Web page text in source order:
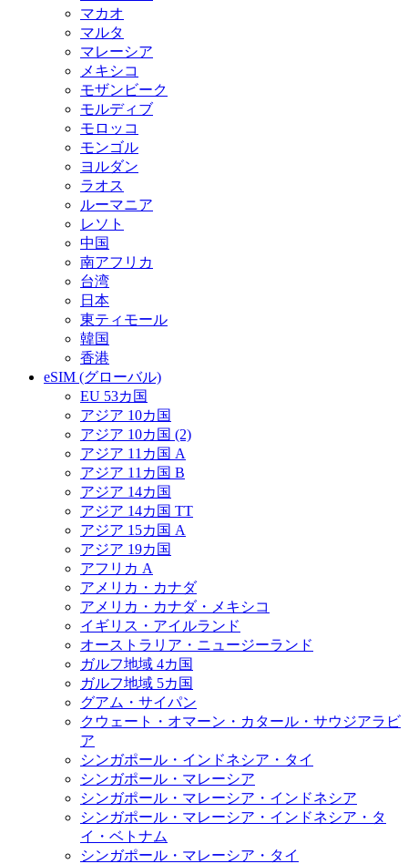
マカオ
マルタ
マレーシア
メキシコ
モザンビーク
モルディブ
モロッコ
モンゴル
ヨルダン
ラオス
ルーマニア
レソト
中国
南アフリカ
台湾
日本
東ティモール
韓国
香港
eSIM (グローバル)
EU 53カ国
アジア 10カ国
アジア 10カ国 (2)
アジア 11カ国 A
アジア 11カ国 B
アジア 14カ国
アジア 14カ国 TT
アジア 15カ国 A
アジア 19カ国
アフリカ A
アメリカ・カナダ
アメリカ・カナダ・メキシコ
イギリス・アイルランド
オーストラリア・ニュージーランド
ガルフ地域 4カ国
ガルフ地域 5カ国
グアム・サイパン
クウェート・オマーン・カタール・サウジアラビ
ア
シンガポール・インドネシア・タイ
シンガポール・マレーシア
シンガポール・マレーシア・インドネシア
シンガポール・マレーシア・インドネシア・タ
イ・ベトナム
シンガポール・マレーシア・タイ